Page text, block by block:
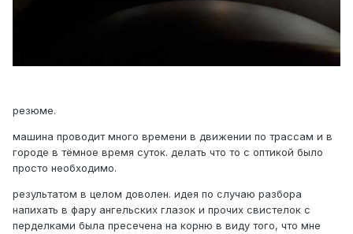
резюме.
машина проводит много времени в движении по трассам и в
городе в тёмное время суток. делать что то с оптикой было
просто необходимо.
результатом в целом доволен. идея по случаю разбора
напихать в фару ангельских глазок и прочих свистелок с
перделками была пресечена на корню в виду того, что мне